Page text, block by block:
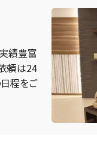
績豊富
頼は24
程をご